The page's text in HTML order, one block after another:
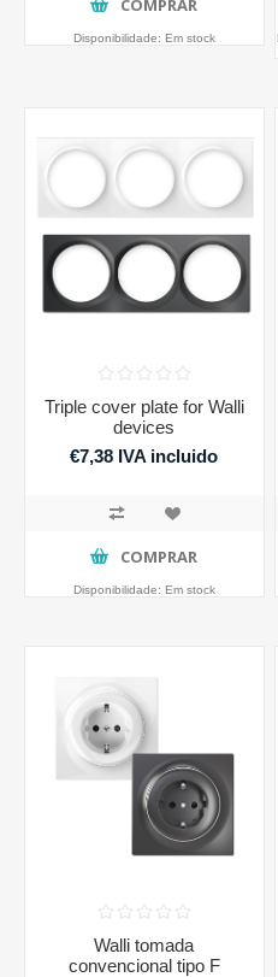
COMPRAR
Disponibilidade: Em stock
Triple cover plate for Walli
devices
€7,38 IVA incluido
COMPRAR
Disponibilidade: Em stock
Walli tomada
convencional tipo F